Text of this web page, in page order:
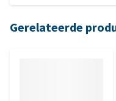
Gerelateerde